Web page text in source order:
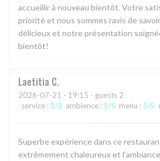
accueillir à nouveau bientôt. Votre
priorité et nous sommes ravis de
délicieux et notre présentation
bientôt!
Laetitia C
2026-07-21 - 19:15 - guests 2
service : 5/5 ambience : 5/5 menu : 5/5
Superbe expérience dans ce
extrêmement chaleureux et